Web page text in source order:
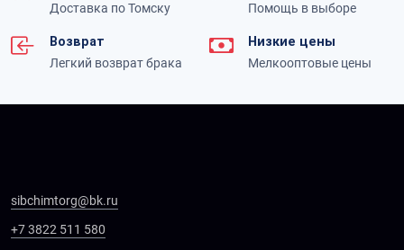
Доставка по Томску
Помощь в выборе
Возврат
Легкий возврат брака
Низкие цены
Мелкооптовые цены
sibchimtorg@bk.ru
+7 3822 511 580